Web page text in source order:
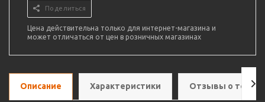
Поделиться
Цена действительна только для интернет-магазина и
может отличаться от цен в розничных магазинах
Описание Характеристики Отзывы о